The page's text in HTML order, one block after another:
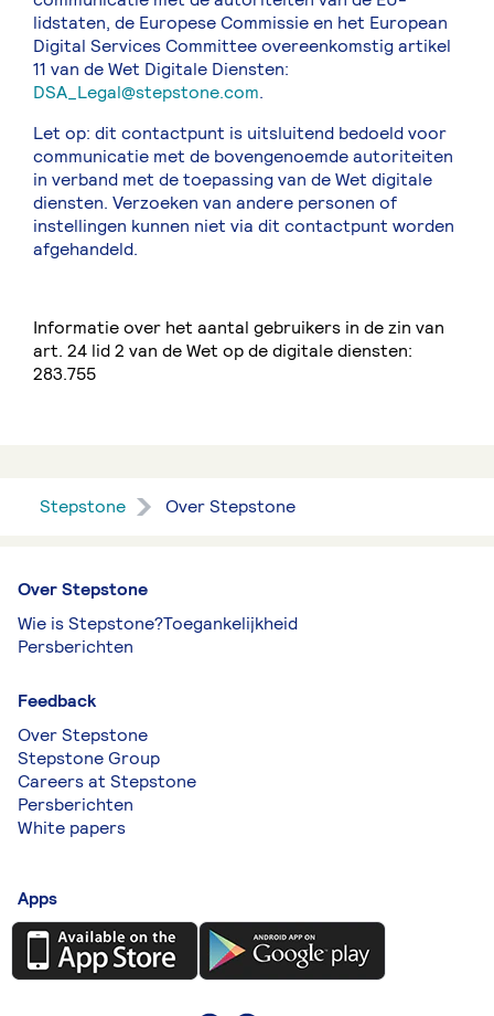
lidstaten, de Europese Commissie en het European
Digital Services Committee overeenkomstig artikel
11 van de Wet Digitale Diensten:
DSA_Legal@stepstone.com.
Let op: dit contactpunt is uitsluitend bedoeld voor
communicatie met de bovengenoemde autoriteiten
in verband met de toepassing van de Wet digitale
diensten. Verzoeken van andere personen of
instellingen kunnen niet via dit contactpunt worden
afgehandeld.
Informatie over het aantal gebruikers in de zin van
art. 24 lid 2 van de Wet op de digitale diensten:
283.755
Stepstone Over Stepstone
Over Stepstone
Wie is Stepstone?
Persberichten
Toegankelijkheid
Feedback
Over Stepstone
Stepstone Group
Careers at Stepstone
Persberichten
White papers
Apps